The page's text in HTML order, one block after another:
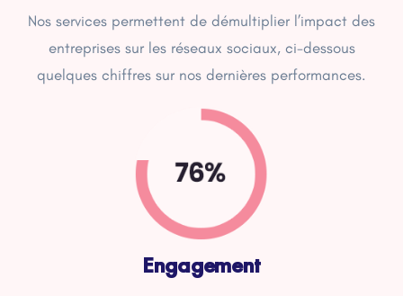
Nos services permettent de démultiplier l’impact des
entreprises sur les réseaux sociaux, ci-dessous
quelques chiffres sur nos dernières performances.
Engagement